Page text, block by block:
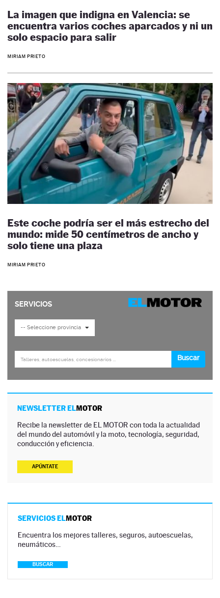
La imagen que indigna en Valencia: se
encuentra varios coches aparcados y ni un
solo espacio para salir
MIRIAM PRIETO
Este coche podría ser el más estrecho del
mundo: mide 50 centímetros de ancho y
solo tiene una plaza
MIRIAM PRIETO
NEWSLETTER ELMOTOR
Recibe la newsletter de EL MOTOR con toda la actualidad
del mundo del automóvil y la moto, tecnología, seguridad,
conducción y eficiencia.
APÚNTATE
SERVICIOS ELMOTOR
Encuentra los mejores talleres, seguros, autoescuelas,
neumáticos…
BUSCAR